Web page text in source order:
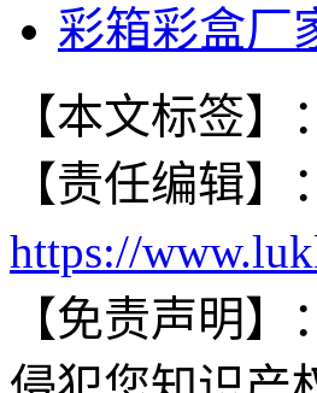
彩箱彩盒厂
【本文标签】：
【责任编辑】：
https://
【免责声明】：